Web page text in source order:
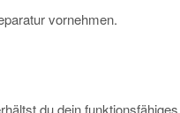
vornehmen.
du dein